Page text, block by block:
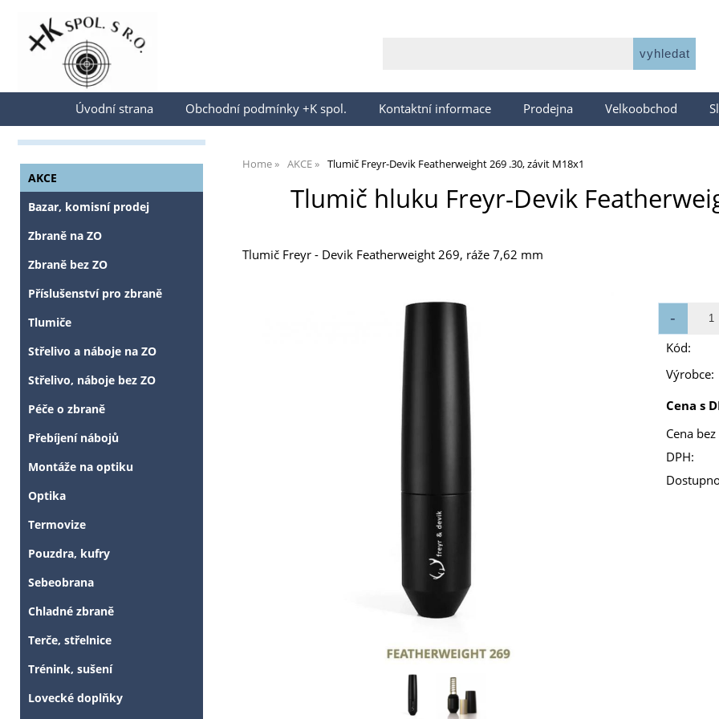
Přihlásit se
Úvodní strana Obchodní podmínky +K spol. Kontaktní informace Prodejna Velkoobchod
Home AKCE Tlumič Freyr-Devik Featherweight 269 .30, závit M18x1
Tlumič hluku Freyr-Devik
Tlumič Freyr - Devik Featherweight 269, ráže 7,62 mm
Kód:
Výrobce:
Cena s
Cena
DPH:
AKCE
Bazar, komisní prodej
Zbraně na ZO
Zbraně bez ZO
Příslušenství pro zbraně
Tlumiče
Střelivo a náboje na ZO
Střelivo, náboje bez ZO
Péče o zbraně
Přebíjení nábojů
Montáže na optiku
Optika
Termovize
Pouzdra, kufry
Sebeobrana
Chladné zbraně
Terče, střelnice
Trénink, sušení
Lovecké doplňky